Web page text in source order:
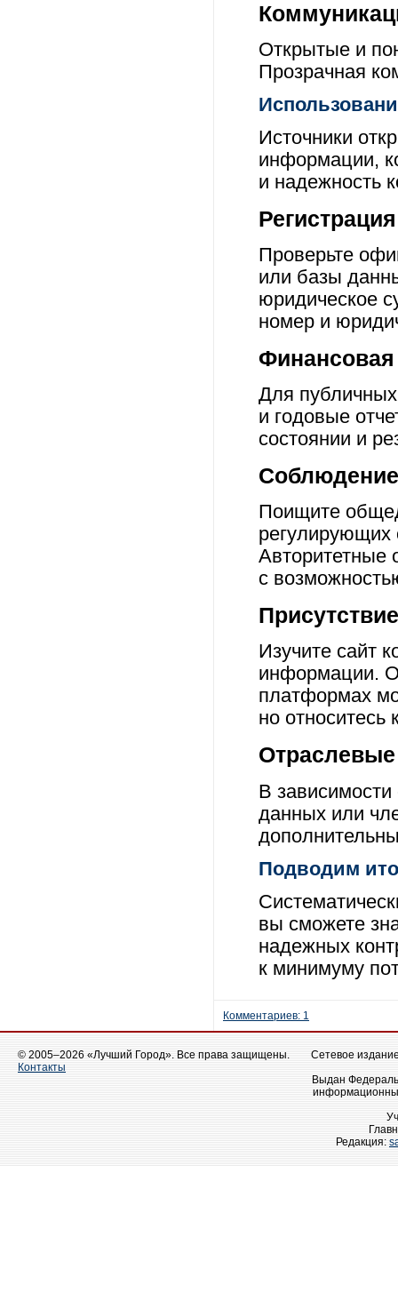
Открытые и
Прозрачная
Источники
информации,
и надежность
Проверьте
или базы
юридическое
номер и
Для
и годовые
состоянии и
Поищите
регулирующих
Авторитетные
с
Изучите сайт
информации.
платформах
но относитесь
В
данных или
Подводим
вы сможете
надежных
к минимуму
Комментариев: 1
© 2005–2026 «Лучший Город». Все права защищены.
Контакты
Сетевое
Выдан
Редакция: